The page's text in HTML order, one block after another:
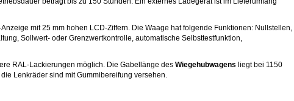
mit 25 mm hohen LCD-Ziffern. Die Waage hat folgende Funktionen: Nullstellen,
Sollwert- oder Grenzwertkontrolle, automatische Selbsttestfunktion,
RAL-Lackierungen möglich. Die Gabellänge des Wiegehubwagens liegt bei 1150
Lenkräder sind mit Gummibereifung versehen.